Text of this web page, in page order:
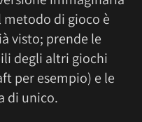
metodo di gioco è
visto; prende le
degli altri giochi
per esempio) e le
di unico.